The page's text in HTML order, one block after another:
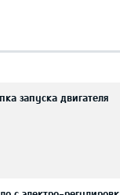
запуска двигателя